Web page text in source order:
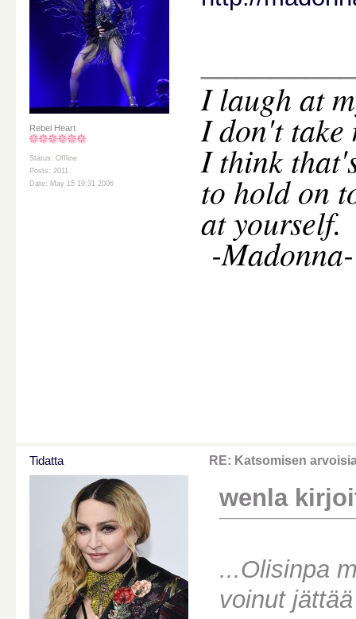
Rebel Heart
Status: Offline
Posts: 2011
Date: May 15 19:31 2006
Ilaugh at
I don't take
I think
to hold on
at yourself.
-Madonna-
Tidatta RE: Katsomisen
wenla
...Olisinpa
voinut